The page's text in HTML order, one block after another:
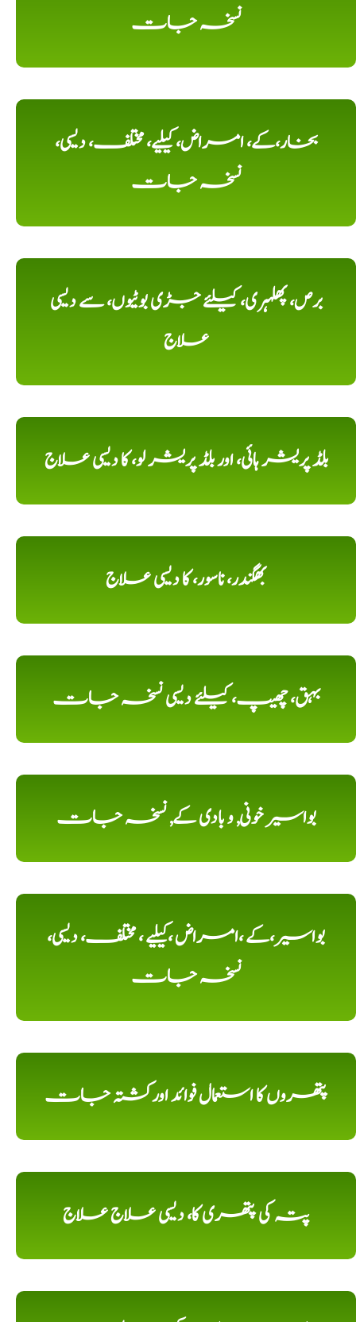
نسخہ جات
بخار،کے، امراض، کیلیے، مختلف، دیسی،
نسخہ جات
برص، پھلہری، کیلئے جڑی بوٹیوں، سے دیسی
علاج
بلڈ پریشر ہائی، اور بلڈ پریشر لو، کا دیسی علاج
بھگندر، ناسور، کا دیسی علاج
بہق، چھیپ، کیلئے دیسی نسخہ جات
بواسیر خونی, و بادی کے, نسخہ جات
بواسیر،کے ،امراض ،کیلیے ، مختلف، دیسی،
نسخہ جات
پتھروں کا استعمال فوائد اورکشتہ جات
پتہ کی پتھری کا، دیسی علاج علاج